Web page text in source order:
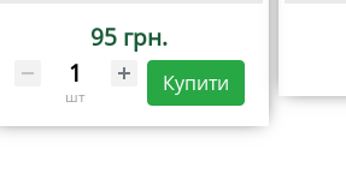
95 грн.
шт
Купити